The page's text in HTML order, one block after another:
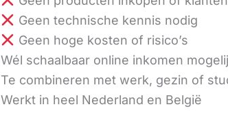
Geen technische kennis nodig
Geen hoge kosten of risico’s
Wél schaalbaar online inkomen
Te combineren met werk, gezin of
Werkt in heel Nederland en België